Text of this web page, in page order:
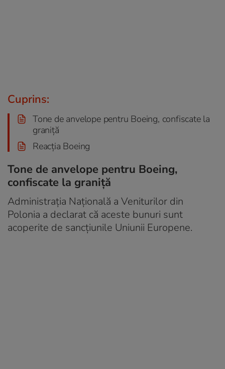
Cuprins:
Tone de anvelope pentru Boeing, confiscate la
graniță
Reacția Boeing
Tone de anvelope pentru Boeing,
confiscate la graniță
Administrația Națională a Veniturilor din
Polonia a declarat că aceste bunuri sunt
acoperite de sancțiunile Uniunii Europene.